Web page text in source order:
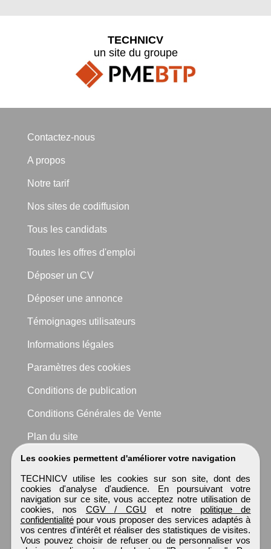
Les cookies permettent d'améliorer votre navigation
TECHNICV utilise les cookies sur son site, dont des
cookies d'analyse d'audience. En poursuivant votre
navigation sur ce site, vous acceptez notre utilisation de
cookies, nos CGV / CGU et notre politique de
confidentialitépour vous proposer des services adaptés à
vos centres d'intérêt et réaliser des statistiques de visites.
Vous pouvez choisir de refuser ou de personnaliser vos
TECHNICV
un site du groupe
Contactez-nous
A propos
Notre tarif
Nos sites de codiffusion
Tous les candidats
Toutes les offres d'emploi
Déposer un CV
Déposer une annonce
Témoignages utilisateurs
Informations légales
Paramètres des cookies
Conditions de publication
Conditions Générales de Vente
Plan du site